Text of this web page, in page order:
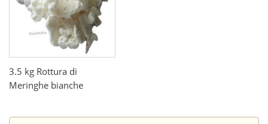
3.5 kg Rottura di
Meringhe bianche